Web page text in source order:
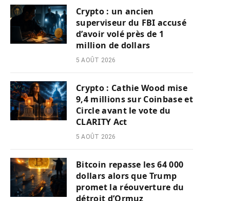
Crypto : un ancien
superviseur du FBI accusé
d’avoir volé près de 1
million de dollars
5 AOÛT 2026
Crypto : Cathie Wood mise
9,4 millions sur Coinbase et
Circle avant le vote du
CLARITY Act
5 AOÛT 2026
Bitcoin repasse les 64 000
dollars alors que Trump
promet la réouverture du
détroit d’Ormuz